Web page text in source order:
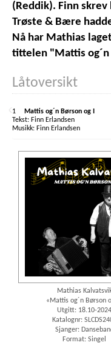
(Reddik). Finn
Trøste & Bære
Nå har Mathias
tittelen "Mattis og´n
Låtoversikt
1
Mattis og´n Børson og I
Finn Erlandsen
Finn Erlandsen
Mathias
«Mattis og´n Børson
Utgitt: 18.10-2024
Katalognr:
Sjanger:
Format: Singel